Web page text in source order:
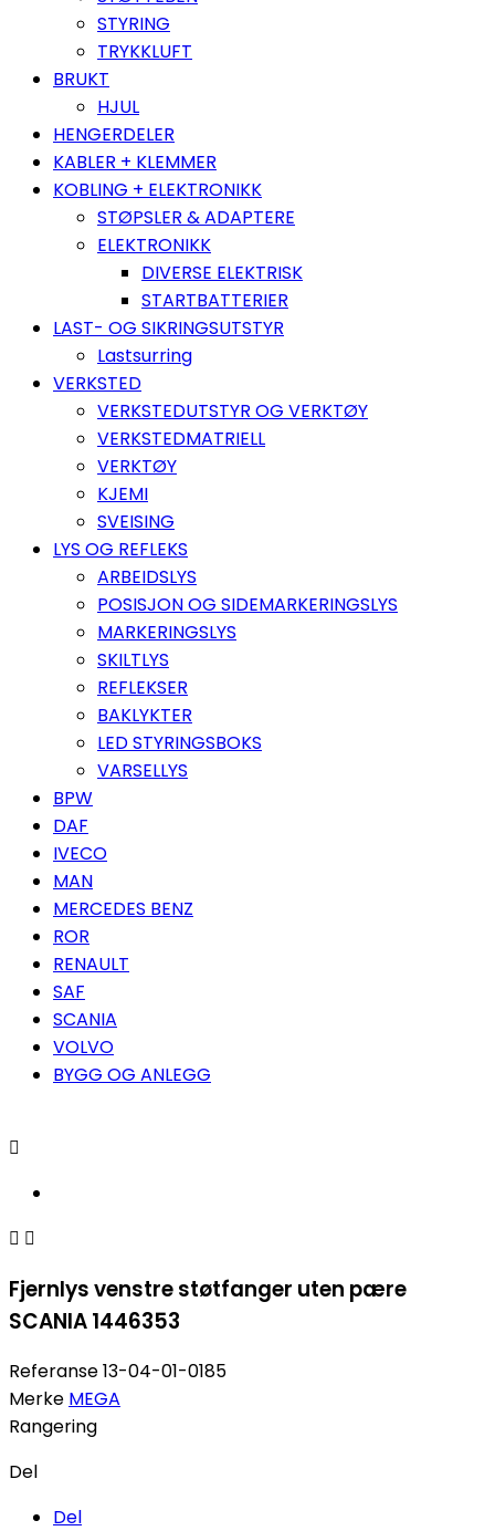
STYRING
TRYKKLUFT
BRUKT
HJUL
HENGERDELER
KABLER + KLEMMER
KOBLING + ELEKTRONIKK
STØPSLER & ADAPTERE
ELEKTRONIKK
DIVERSE ELEKTRISK
STARTBATTERIER
LAST- OG SIKRINGSUTSTYR
Lastsurring
VERKSTED
VERKSTEDUTSTYR OG VERKTØY
VERKSTEDMATRIELL
VERKTØY
KJEMI
SVEISING
LYS OG REFLEKS
ARBEIDSLYS
POSISJON OG SIDEMARKERINGSLYS
MARKERINGSLYS
SKILTLYS
REFLEKSER
BAKLYKTER
LED STYRINGSBOKS
VARSELLYS
BPW
DAF
IVECO
MAN
MERCEDES BENZ
ROR
RENAULT
SAF
SCANIA
VOLVO
BYGG OG ANLEGG

 
Fjernlys venstre støtfanger uten pære
SCANIA 1446353
Referanse13-04-01-0185
Merke MEGA
Rangering
Del
Del